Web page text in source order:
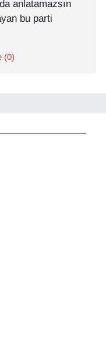
anlatamazsın
bu parti
(0)